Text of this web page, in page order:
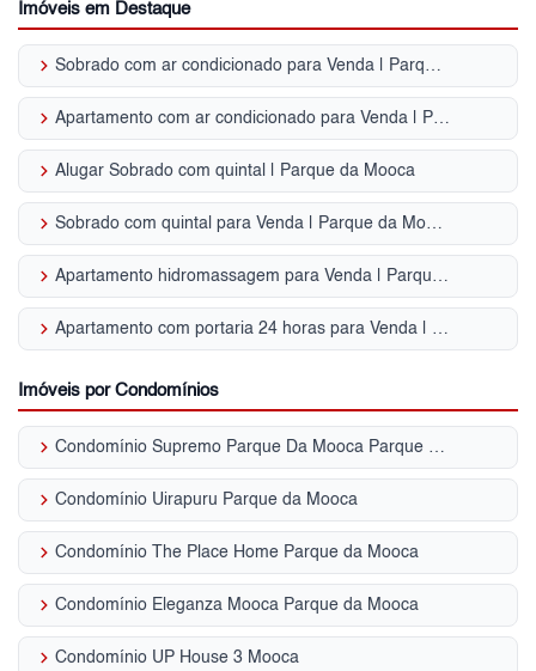
Imóveis em Destaque
keyboard_arrow_right Sobrado com ar condicionado para Venda | Parque da Mooca
keyboard_arrow_right Apartamento com ar condicionado para Venda | Parque da Mooca
keyboard_arrow_right Alugar Sobrado com quintal | Parque da Mooca
keyboard_arrow_right Sobrado com quintal para Venda | Parque da Mooca
keyboard_arrow_right Apartamento hidromassagem para Venda | Parque da Mooca
keyboard_arrow_right Apartamento com portaria 24 horas para Venda | Parque da Mooca
Imóveis por Condomínios
keyboard_arrow_right Condomínio Supremo Parque Da Mooca Parque da Mooca
keyboard_arrow_right Condomínio Uirapuru Parque da Mooca
keyboard_arrow_right Condomínio The Place Home Parque da Mooca
keyboard_arrow_right Condomínio Eleganza Mooca Parque da Mooca
keyboard_arrow_right Condomínio UP House 3 Mooca